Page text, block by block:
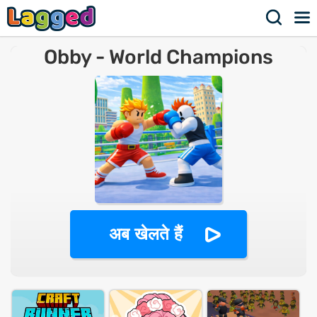
Obby - World Champions
अब खेलते हैं